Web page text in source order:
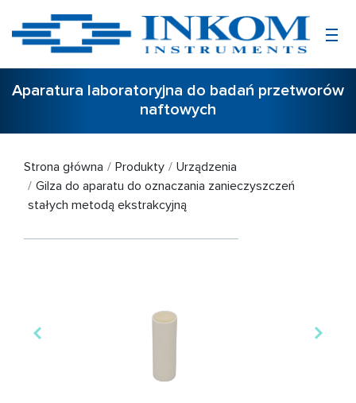
Aparatura laboratoryjna do badań przetworów
naftowych
Strona główna Produkty
Urządzenia
Gilza do aparatu do oznaczania zanieczyszczeń
stałych metodą ekstrakcyjną